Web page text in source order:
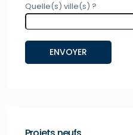
Quelle(s) ville(s) ?